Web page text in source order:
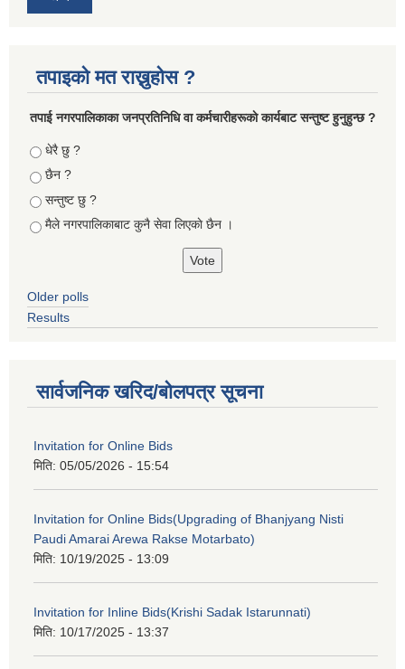
तपाइको मत राख्नुहोस ?
तपा‌ई नगरपालिकाका जनप्रतिनिधि वा कर्मचारीहरूकाे कार्यबाट सन्तुष्ट हुनुहुन्छ ?
Choices
धेरै छु ?
छैन ?
सन्तुष्ट छु ?
मैले नगरपालिकाबाट कुनै सेवा लिएकाे छैन ।
Older polls
Results
सार्वजनिक खरिद/बोलपत्र सूचना
Invitation for Online Bids
मिति: 05/05/2026 - 15:54
Invitation for Online Bids(Upgrading of Bhanjyang Nisti
Paudi Amarai Arewa Rakse Motarbato)
मिति: 10/19/2025 - 13:09
Invitation for Inline Bids(Krishi Sadak Istarunnati)
मिति: 10/17/2025 - 13:37